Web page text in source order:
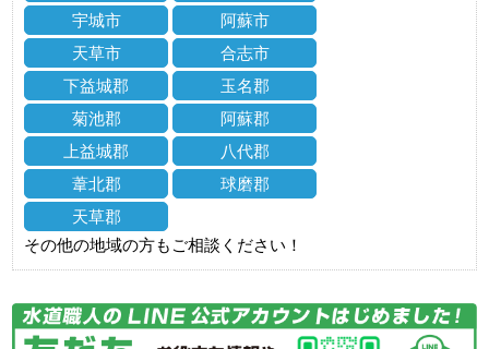
宇城市
阿蘇市
天草市
合志市
下益城郡
玉名郡
菊池郡
阿蘇郡
上益城郡
八代郡
葦北郡
球磨郡
天草郡
その他の地域の方もご相談ください！